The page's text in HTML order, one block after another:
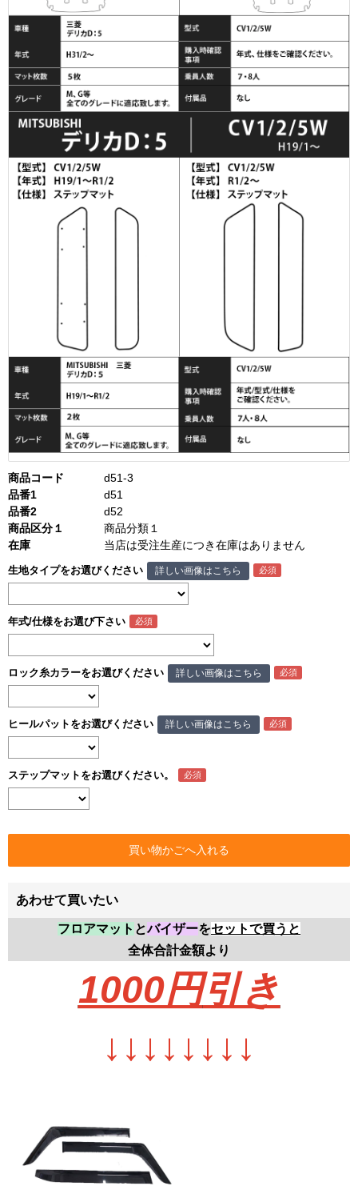
商品コード
d51-3
品番1
d51
品番2
d52
商品区分１
商品分類１
在庫
当店は受注生産につき在庫はありません
生地タイプをお選びください 詳しい画像はこちら
年式/仕様をお選び下さい
ロック糸カラーをお選びください 詳しい画像はこちら
ヒールパットをお選びください 詳しい画像はこちら
ステップマットをお選びください。
あわせて買いたい
フロアマット とバイザーをセットで買うと
全体合計金額より
1000円引き
↓ ↓ ↓ ↓ ↓ ↓ ↓ ↓